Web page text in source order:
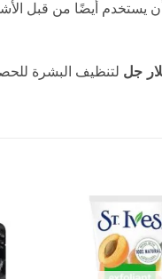
يستخدم أيضًا من قبل
جل لتنظيف البشرة